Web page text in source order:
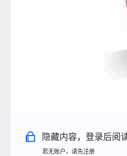
隐藏内容，登录后阅
若无账户，请先注册